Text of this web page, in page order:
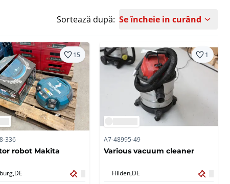
Sortează după: Se încheie in curând
15
336
robot Makita
DE
1
A7-48995-49
Various vacuum cleaner
Hilden, DE